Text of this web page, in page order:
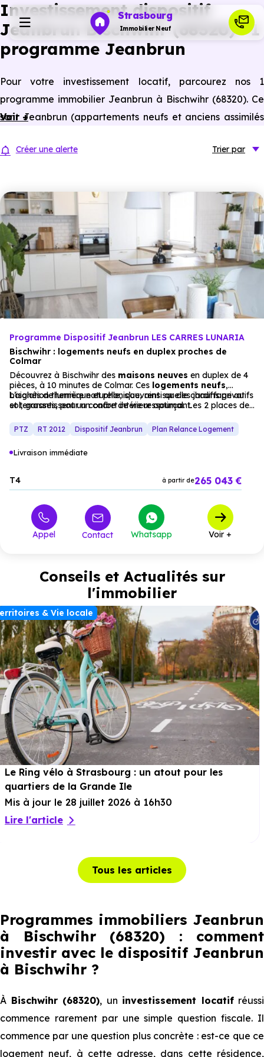
Strasbourg
Immobilier Neuf
Investir
Ressources
Financer
Investissement dispositif
Jeanbrun Bischwihr (68320) : 1
programme Jeanbrun
Pour votre investissement locatif, parcourez nos 1
programme immobilier Jeanbrun à Bischwihr (68320). Ce
sont Jeanbrun (appartements neufs et anciens assimilés
Voir +
Créer une alerte Trier par
Programme Dispositif Jeanbrun LES CARRES LUNARIA
Bischwihr : logements neufs en duplex proches de
Colmar
Découvrez à Bischwihr des maisons neuves en duplex de 4
pièces, à 10 minutes de Colmar. Ces logements neufs,
baignés de lumière naturelle, s’ouvrent sur des jardins privatifs
et terrasses, pour un cadre de vie ressourçant.
L’isolation thermique et phonique, ainsi que le chauffage au
sol, garantissent un confort intérieur optimal. Les 2 places de
résidence principale ou un investissement locatif, alliant
charme villageois et accès rapide à Colmar.
PTZ RT 2012 Dispositif Jeanbrun Plan Relance Logement
Livraison immédiate
T4 à partir de265 043 €
Appel Contact Whatsapp Voir +
Conseils et Actualités sur
l'immobilier
& Vie locale
Le Ring vélo à Strasbourg : un atout pour les
quartiers de la Grande Ile
Mis à jour le 28 juillet 2026 à 16h30
Lire l'article
Tous les articles
Programmes immobiliers Jeanbrun
à Bischwihr (68320) : comment
investir avec le dispositif Jeanbrun
à Bischwihr ?
À Bischwihr (68320), un investissement locatifréussi
commence rarement par une simple question fiscale. Il
commence par une question plus concrète : est-ce que ce
logement neuf, à cette adresse, dans cette résidence,